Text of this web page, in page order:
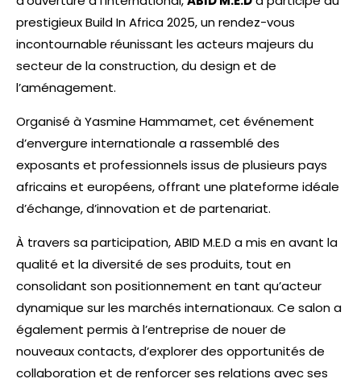
prestigieuxBuild In Africa 2025, un rendez-vous
incontournable réunissant les acteurs majeurs du
secteur de la construction, du design et de
l’aménagement.
Organisé à Yasmine Hammamet, cet événement
d’envergure internationale a rassemblé des
exposants et professionnels issus de plusieurs pays
africains et européens, offrant une plateforme idéale
d’échange, d’innovation et de partenariat.
À travers sa participation, ABID M.E.D a mis en avant la
qualité et la diversité de ses produits, tout en
consolidant son positionnement en tant qu’acteur
dynamique sur les marchés internationaux. Ce salon a
également permis à l’entreprise de nouer de
nouveaux contacts, d’explorer des opportunités de
collaboration et de renforcer ses relations avec ses